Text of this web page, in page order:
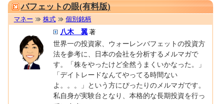
バフェットの眼(有料版)
マネー 株式 個別銘柄
八木 翼 著
世界一の投資家、ウォーレンバフェットの投資方
法を参考に、日本の会社を分析するメルマガで
す。「株をやったけど全然うまくいかなった。」
「デイトレードなんてやってる時間ない
よ。。。」という方にぴったりのメルマガです。
私自身が実験台となり、本格的な長期投資を行っ